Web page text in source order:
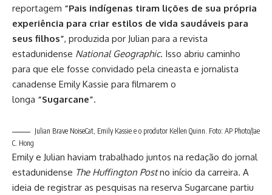
reportagem “Pais indígenas tiram lições de sua própria
experiência para criar estilos de vida saudáveis para
seus filhos”, produzida por Julian para a revista
estadunidense National Geographic. Isso abriu caminho
para que ele fosse convidado pela cineasta e jornalista
canadense Emily Kassie para filmarem o
longa “Sugarcane”.
Julian Brave NoiseCat, Emily Kassie e o produtor Kellen Quinn. Foto: AP Photo/Jae
C. Hong
Emily e Julian haviam trabalhado juntos na redação do jornal
estadunidense The Huffington Postno início da carreira. A
ideia de registrar as pesquisas na reserva Sugarcane partiu